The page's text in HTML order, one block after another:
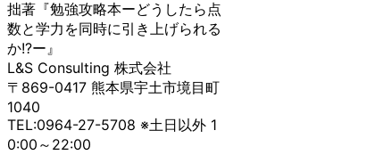
拙著『勉強攻略本ーどうしたら点
数と学力を同時に引き上げられる
か!?ー』
L&S Consulting 株式会社
〒869-0417 熊本県宇土市境目町
1040
TEL:0964-27-5708 ※土日以外 1
0:00～22:00